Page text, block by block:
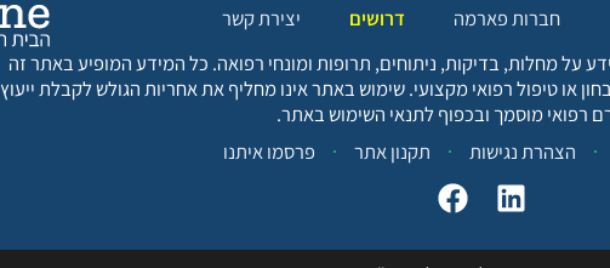
חברות פארמה דרושים
יצירת קשר
על מחלות, בדיקות, ניתוחים, תרופות ומונחי רפואה. כל המידע המופיע באתר זה
או טיפול רפואי מקצועי. שימוש באתר אינו מחליף את אחריות הגולש לקבלת ייעוץ
רפואי מוסמך ובכפוף לתנאי השימוש באתר.
הצהרת נגישות תקנון אתר פרסמו איתנו